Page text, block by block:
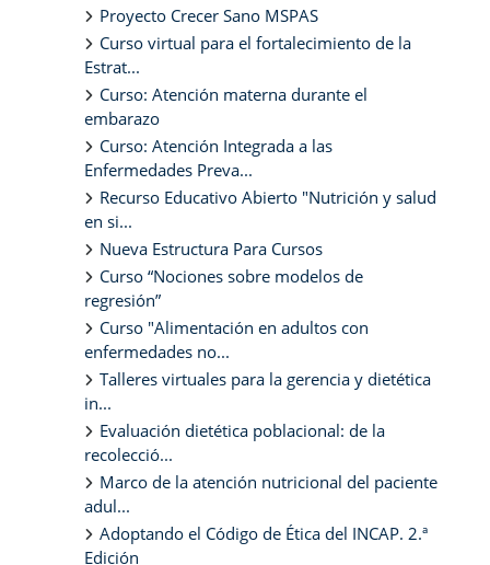
Proyecto Crecer Sano MSPAS
Curso virtual para el fortalecimiento de la
Estrat...
Curso: Atención materna durante el
embarazo
Curso: Atención Integrada a las
Enfermedades Preva...
Recurso Educativo Abierto "Nutrición y salud
en si...
Nueva Estructura Para Cursos
Curso “Nociones sobre modelos de
regresión”
Curso "Alimentación en adultos con
enfermedades no...
Talleres virtuales para la gerencia y dietética
in...
Evaluación dietética poblacional: de la
recolecció...
Marco de la atención nutricional del paciente
adul...
Adoptando el Código de Ética del INCAP. 2.ª
Edición